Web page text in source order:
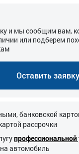
и мы сообщим вам,
или подберем
Оставить заявку
банковской
рассрочки
профессиональной
автомобиль